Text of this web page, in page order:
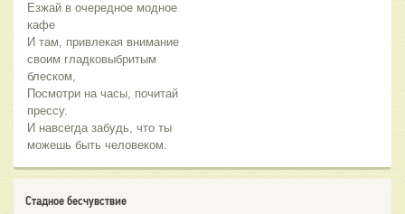
Езжай в очередное модное
кафе
И там, привлекая внимание
своим гладковыбритым
блеском,
Посмотри на часы, почитай
прессу.
И навсегда забудь, что ты
можешь быть человеком.
Стадное бесчувствие